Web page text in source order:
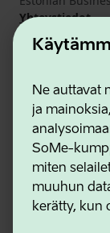
Ne auttavat
ja
SoMe-
miten
muuhun
kerätty, kun
Yhteystiedot
Käyttöehdot